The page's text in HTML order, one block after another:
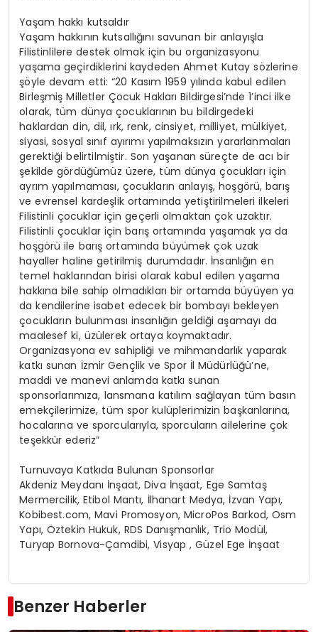
Yaşam hakkı kutsaldır
Yaşam hakkının kutsallığını savunan bir anlayışla
Filistinlilere destek olmak için bu organizasyonu
yaşama geçirdiklerini kaydeden Ahmet Kutay sözlerine
şöyle devam etti: “20 Kasım 1959 yılında kabul edilen
Birleşmiş Milletler Çocuk Hakları Bildirgesi’nde 1’inci ilke
olarak, tüm dünya çocuklarının bu bildirgedeki
haklardan din, dil, ırk, renk, cinsiyet, milliyet, mülkiyet,
siyasi, sosyal sınıf ayırımı yapılmaksızın yararlanmaları
gerektiği belirtilmiştir. Son yaşanan süreçte de acı bir
şekilde gördüğümüz üzere, tüm dünya çocukları için
ayrım yapılmaması, çocukların anlayış, hoşgörü, barış
ve evrensel kardeşlik ortamında yetiştirilmeleri ilkeleri
Filistinli çocuklar için geçerli olmaktan çok uzaktır.
Filistinli çocuklar için barış ortamında yaşamak ya da
hoşgörü ile barış ortamında büyümek çok uzak
hayaller haline getirilmiş durumdadır. İnsanlığın en
temel haklarından birisi olarak kabul edilen yaşama
hakkına bile sahip olmadıkları bir ortamda büyüyen ya
da kendilerine isabet edecek bir bombayı bekleyen
çocukların bulunması insanlığın geldiği aşamayı da
maalesef ki, üzülerek ortaya koymaktadır.
Organizasyona ev sahipliği ve mihmandarlık yaparak
katkı sunan İzmir Gençlik ve Spor İl Müdürlüğü’ne,
maddi ve manevi anlamda katkı sunan
sponsorlarımıza, lansmana katılım sağlayan tüm basın
emekçilerimize, tüm spor kulüplerimizin başkanlarına,
hocalarına ve sporcularıyla, sporcuların ailelerine çok
teşekkür ederiz”
Turnuvaya Katkıda Bulunan Sponsorlar
Akdeniz Meydanı İnşaat, Diva İnşaat, Ege Samtaş
Mermercilik, Etibol Mantı, İlhanart Medya, İzvan Yapı,
Kobibest.com, Mavi Promosyon, MicroPos Barkod, Osm
Yapı, Öztekin Hukuk, RDS Danışmanlık, Trio Modül,
Turyap Bornova-Çamdibi, Visyap , Güzel Ege İnşaat
Benzer Haberler